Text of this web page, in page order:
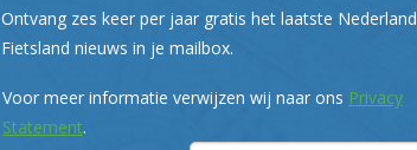
Ontvang zes keer per jaar gratis het laatste Nederland
Fietsland nieuws in je mailbox.
Voor meer informatie verwijzen wij naar ons Privacy
Statement.